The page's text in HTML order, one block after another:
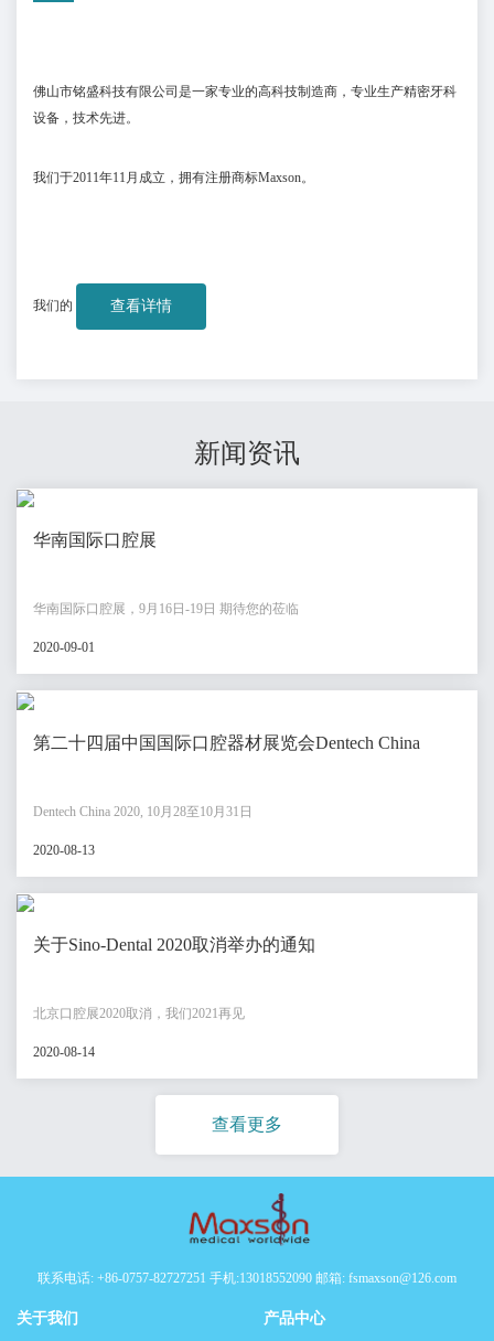
佛山市铭盛科技有限公司是一家专业的高科技制造商，专业生产精密牙科
设备，技术先进。
我们于2011年11 月成立，拥有注册商标Maxson。
我们的 查看详情
新闻资讯
华南国际口腔展
华南国际口腔展，9月16日-19日 期待您的莅临
2020-09-01
第二十四届中国国际口腔器材展览会Dentech China
Dentech China 2020, 10月28至10月31日
2020-08-13
关于Sino-Dental 2020取消举办的通知
北京口腔展2020取消，我们2021再见
2020-08-14
查看更多
联系电话: +86-0757-82727251 手机:13018552090 邮箱: fsmaxson@126.com
关于我们 产品中心